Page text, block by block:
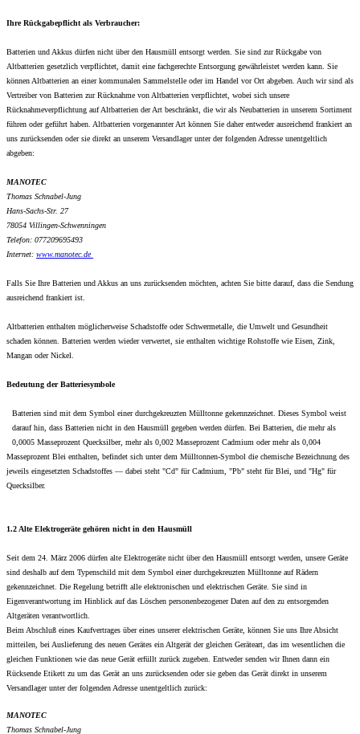
Ihre Rückgabepflicht als Verbraucher:
Batterien und Akkus dürfen nicht über den Hausmüll entsorgt werden. Sie sind zur Rückgabe von
Altbatterien gesetzlich verpflichtet, damit eine fachgerechte Entsorgung gewährleistet werden kann. Sie
können Altbatterien an einer kommunalen Sammelstelle oder im Handel vor Ort abgeben. Auch wir sind als
Vertreiber von Batterien zur Rücknahme von Altbatterien verpflichtet, wobei sich unsere
Rücknahmeverpflichtung auf Altbatterien der Art beschränkt, die wir als Neubatterien in unserem Sortiment
führen oder geführt haben. Altbatterien vorgenannter Art können Sie daher entweder ausreichend frankiert an
uns zurücksenden oder sie direkt an unserem Versandlager unter der folgenden Adresse unentgeltlich
abgeben:
MANOTEC
Thomas Schnabel-Jung
Hans-Sachs-Str. 27
78054 Villingen-Schwenningen
Telefon: 077209695493
Internet: www.manotec.de
Falls Sie Ihre Batterien und Akkus an uns zurücksenden möchten, achten Sie bitte darauf, dass die Sendung
ausreichend frankiert ist.
Altbatterien enthalten möglicherweise Schadstoffe oder Schwermetalle, die Umwelt und Gesundheit
schaden können. Batterien werden wieder verwertet, sie enthalten wichtige Rohstoffe wie Eisen, Zink,
Mangan oder Nickel.
Bedeutung der Batteriesymbole
Batterien sind mit dem Symbol einer durchgekreuzten Mülltonne gekennzeichnet. Dieses Symbol weist
darauf hin, dass Batterien nicht in den Hausmüll gegeben werden dürfen. Bei Batterien, die mehr als
0,0005 Masseprozent Quecksilber, mehr als 0,002 Masseprozent Cadmium oder mehr als 0,004
Masseprozent Blei enthalten, befindet sich unter dem Mülltonnen-Symbol die chemische Bezeichnung des
jeweils eingesetzten Schadstoffes — dabei steht "Cd" für Cadmium, "Pb" steht für Blei, und "Hg" für
Quecksilber.
1.2 Alte Elektrogeräte gehören nicht in den Hausmüll
Seit dem 24. März 2006 dürfen alte Elektrogeräte nicht über den Hausmüll entsorgt werden, unsere Geräte
sind deshalb auf dem Typenschild mit dem Symbol einer durchgekreuzten Mülltonne auf Rädern
gekennzeichnet. Die Regelung betrifft alle elektronischen und elektrischen Geräte. Sie sind in
Eigenverantwortung im Hinblick auf das Löschen personenbezogener Daten auf den zu entsorgenden
Altgeräten verantwortlich.
Beim Abschluß eines Kaufvertrages über eines unserer elektrischen Geräte, können Sie uns Ihre Absicht
mitteilen, bei Auslieferung des neuen Gerätes ein Altgerät der gleichen Geräteart, das im wesentlichen die
gleichen Funktionen wie das neue Gerät erfüllt zurück zugeben. Entweder senden wir Ihnen dann ein
Rücksende Etikett zu um das Gerät an uns zurücksenden oder sie geben das Gerät direkt in unserem
Versandlager unter der folgenden Adresse unentgeltlich zurück:
MANOTEC
Thomas Schnabel-Jung